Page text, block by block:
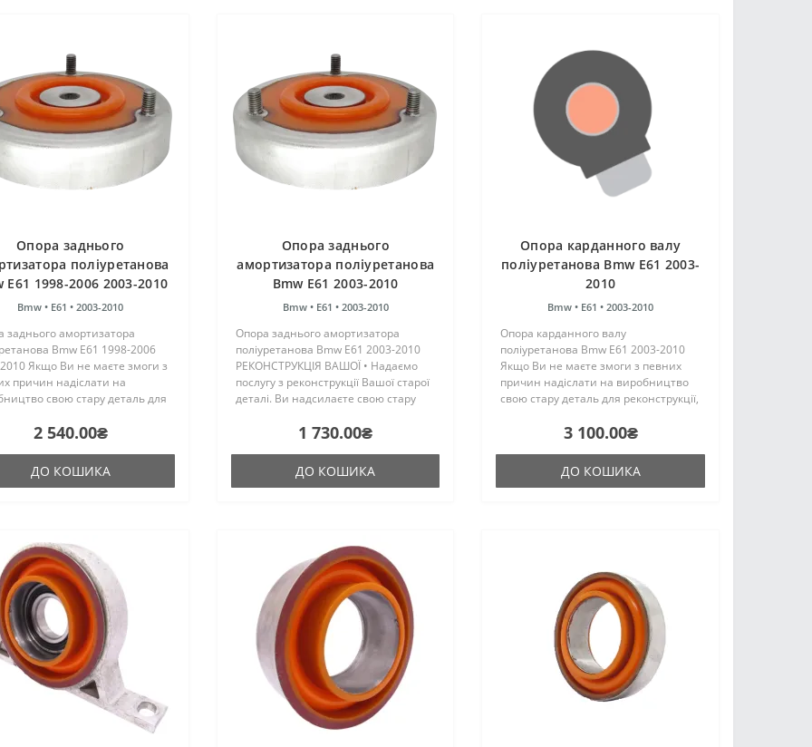
Опора заднього
поліуретанова
E61 1998-2006 2003-2010
Bmw • E61 •2003-2010
заднього амортизатора
Bmw E61 1998-2006
Якщо Ви не маєте змоги з
причин надіслати на
свою стару деталь для
надати послугу з пошуку та
2 540.00₴
ДО КОШИКА
Опора заднього
амортизатора поліуретанова
Bmw E61 2003-2010
РЕКОНСТРУКЦІЯ ВАШОЇ
Bmw • E61 • 2003-2010
Опора заднього амортизатора
поліуретанова Bmw E61 2003-2010
РЕКОНСТРУКЦІЯ ВАШОЇ • Надаємо
послугу з реконструкції Вашої старої
деталі. Ви надсилаєте свою стару
виконуємо роботу з відновлення та
1 730.00₴
ДО КОШИКА
Опора карданного валу
поліуретанова Bmw E61 2003-
2010
Bmw • E61 •2003-2010
Опора карданного валу
поліуретанова Bmw E61 2003-2010
Якщо Ви не маєте змоги з певних
причин надіслати на виробництво
свою стару деталь для реконструкції,
послугу з пошуку та купівлі
заощаджуюч..
3 100.00₴
ДО КОШИКА